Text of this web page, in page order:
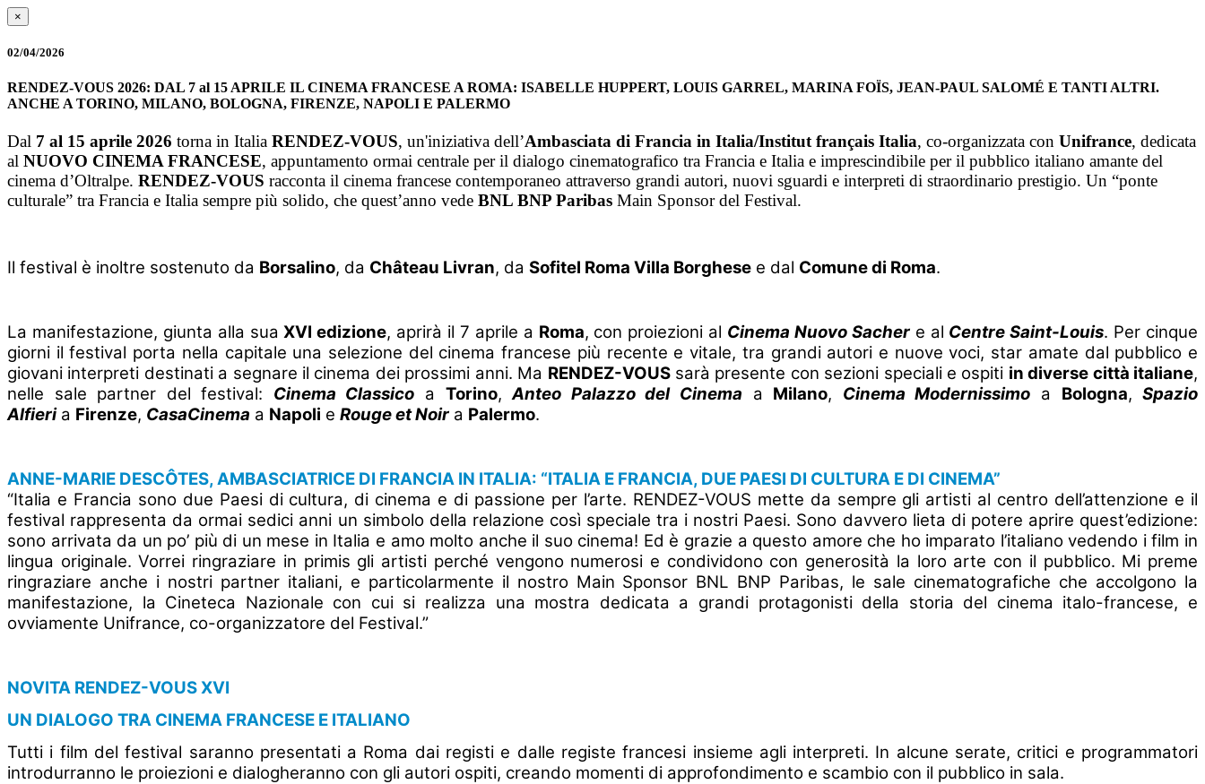
×
02/04/2026
RENDEZ-VOUS 2026: DAL 7 al 15 APRILE IL CINEMA FRANCESE A ROMA: ISABELLE HUPPERT, LOUIS GARREL, MARINA FOÏS, JEAN-PAUL SALOMÉ E TANTI ALTRI.
ANCHE A TORINO, MILANO, BOLOGNA, FIRENZE, NAPOLI E PALERMO
Dal 7 al 15 aprile 2026 torna in Italia RENDEZ-VOUS, un'iniziativa dell’Ambasciata di Francia in Italia/Institut français Italia, co-organizzata con Unifrance, dedicata
al NUOVO CINEMA FRANCESE, appuntamento ormai centrale per il dialogo cinematografico tra Francia e Italia e imprescindibile per il pubblico italiano amante del
cinema d’Oltralpe. RENDEZ-VOUS racconta il cinema francese contemporaneo attraverso grandi autori, nuovi sguardi e interpreti di straordinario prestigio. Un “ponte
culturale” tra Francia e Italia sempre più solido, che quest’anno vede BNL BNP Paribas Main Sponsor del Festival.
Il festival è inoltre sostenuto da Borsalino, da Château Livran, da Sofitel Roma Villa Borghese e dal Comune di Roma.
La manifestazione, giunta alla suaXVI edizione, aprirà il 7 aprile a Roma, con proiezioni al Cinema Nuovo Sachere al Centre Saint-Louis. Per cinque
giorni il festival porta nella capitale una selezione del cinema francese più recente e vitale, tra grandi autori e nuove voci, star amate dal pubblico e
giovani interpreti destinati a segnare il cinema dei prossimi anni. Ma RENDEZ-VOUSsarà presente con sezioni speciali e ospiti in diverse città italiane,
nelle sale partner del festival: Cinema Classico a Torino,Anteo Palazzo del Cinema a Milano, Cinema Modernissimo a Bologna,Spazio
Alfieria Firenze, CasaCinema a Napoli e Rouge et Noir a Palermo.
ANNE-MARIE DESCÔTES, AMBASCIATRICE DI FRANCIA IN ITALIA: “ITALIA E FRANCIA, DUE PAESI DI CULTURA E DI CINEMA”
“Italia e Francia sono due Paesi di cultura, di cinema e di passione per l’arte. RENDEZ-VOUS mette da sempre gli artisti al centro dell’attenzione e il
festival rappresenta da ormai sedici anni un simbolo della relazione così speciale tra i nostri Paesi. Sono davvero lieta di potere aprire quest’edizione:
sono arrivata da un po’ più di un mese in Italia e amo molto anche il suo cinema! Ed è grazie a questo amore che ho imparato l’italiano vedendo i film in
lingua originale. Vorrei ringraziare in primis gli artisti perché vengono numerosi e condividono con generosità la loro arte con il pubblico. Mi preme
ringraziare anche i nostri partner italiani, e particolarmente il nostro Main Sponsor BNL BNP Paribas, le sale cinematografiche che accolgono la
manifestazione, la Cineteca Nazionale con cui si realizza una mostra dedicata a grandi protagonisti della storia del cinema italo-francese, e
ovviamente Unifrance, co-organizzatore del Festival.”
NOVITA RENDEZ-VOUS XVI
UN DIALOGO TRA CINEMA FRANCESE E ITALIANO
Tutti i film del festival saranno presentati a Roma dai registi e dalle registe francesi insieme agli interpreti. In alcune serate, critici e programmatori
introdurranno le proiezioni e dialogheranno con gli autori ospiti, creando momenti di approfondimento e scambio con il pubblico in sala.